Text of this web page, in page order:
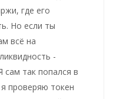
где его
Но если ты
всё на
-
сам так попался в
проверяю токен